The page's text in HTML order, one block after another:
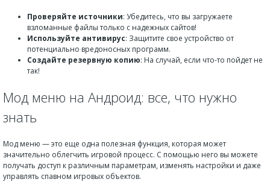
Проверяйте источники: Убедитесь, что вы загружаете
взломанные файлы только с надежных сайтов!
Используйте антивирус: Защитите свое устройство от
потенциально вредоносных программ.
Создайте резервную копию: На случай, если что-то пойдет не
так!
Мод меню на Андроид: все, что нужно
знать
Мод меню — это еще одна полезная функция, которая может
значительно облегчить игровой процесс. С помощью него вы можете
получать доступ к различным параметрам, изменять настройки и даже
управлять спавном игровых объектов.